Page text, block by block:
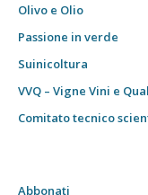
Olivo e Olio
Passione in verde
Suinicoltura
VVQ – Vigne Vini e
Comitato tecnico
Abbonati